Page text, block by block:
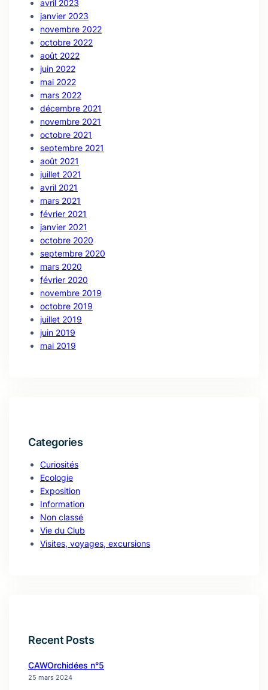
avril 2023
janvier 2023
novembre 2022
octobre 2022
août 2022
juin 2022
mai 2022
mars 2022
décembre 2021
novembre 2021
octobre 2021
septembre 2021
août 2021
juillet 2021
avril 2021
mars 2021
février 2021
janvier 2021
octobre 2020
septembre 2020
mars 2020
février 2020
novembre 2019
octobre 2019
juillet 2019
juin 2019
mai 2019
Categories
Curiosités
Ecologie
Exposition
Information
Non classé
Vie du Club
Visites, voyages, excursions
Recent Posts
CAWOrchidées n°5
25 mars 2024